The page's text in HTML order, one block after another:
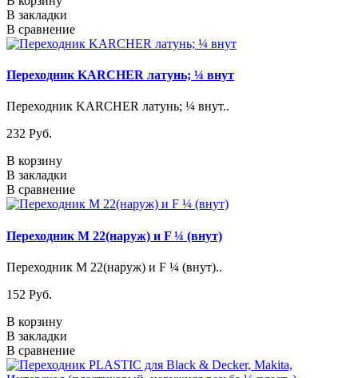
В закладки
В сравнение
Переходник KARCHER латунь; ¼ внут
Переходник KARCHER латунь; ¼ внут..
232 Pуб.
В корзину
В закладки
В сравнение
Переходник M 22(наруж) и F ¼ (внут)
Переходник M 22(наруж) и F ¼ (внут)..
152 Pуб.
В корзину
В закладки
В сравнение